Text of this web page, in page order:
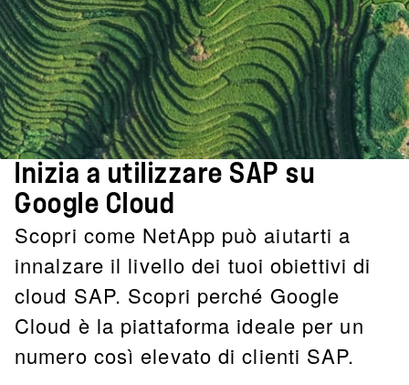
Inizia a utilizzare SAP su
Google Cloud
Scopri come NetApp può aiutarti a
innalzare il livello dei tuoi obiettivi di
cloud SAP. Scopri perché Google
Cloud è la piattaforma ideale per un
numero così elevato di clienti SAP.